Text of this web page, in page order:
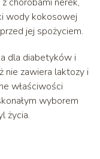
wody kokosowej
jej spożyciem.
dla diabetyków i
nie zawiera laktozy i
właściwości
wyborem
życia.